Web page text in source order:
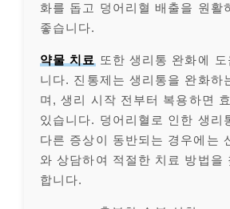
화를 돕고 덩어리혈 배출을 원활
좋습니다.
약물 치료 또한 생리통 완화에
니다. 진통제는 생리통을 완화하
며, 생리 시작 전부터 복용하면
있습니다. 덩어리혈로 인한 생리
다른 증상이 동반되는 경우에는
와 상담하여 적절한 치료 방법을
합니다.